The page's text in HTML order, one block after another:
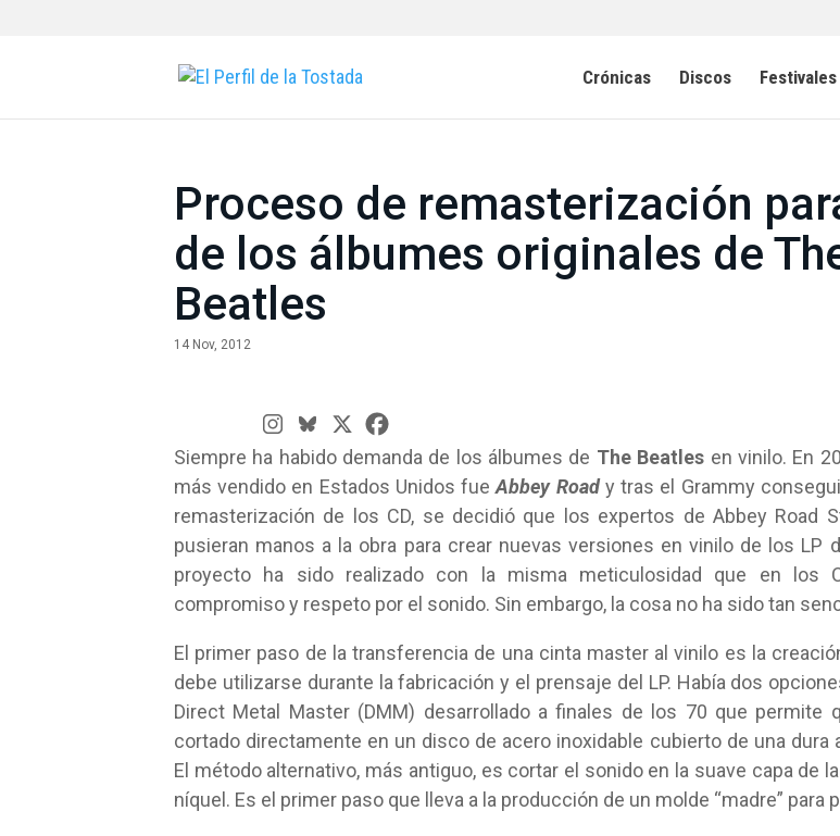
Crónicas Discos Festivales
Proceso de remasterización
de los álbumes originales de
Beatles
14 Nov, 2012
Siempre ha habido demanda de los álbumes de The Beatles en vinilo. En
más vendido en Estados Unidos fueAbbey Road y tras el Grammy
remasterización de los CD, se decidió que los expertos de Abbey Road
pusieran manos a la obra para crear nuevas versiones en vinilo de los LP
proyecto ha sido realizado con la misma meticulosidad que en los
compromiso y respeto por el sonido. Sin embargo, la cosa no ha sido tan
El primer paso de la transferencia de una cinta master al vinilo es la
debe utilizarse durante la fabricación y el prensaje del LP. Había dos
Direct Metal Master (DMM) desarrollado a finales de los 70 que permite
cortado directamente en un disco de acero inoxidable cubierto de una dura
El método alternativo, más antiguo, es cortar el sonido en la suave capa de
níquel. Es el primer paso que lleva a la producción de un molde “madre” para